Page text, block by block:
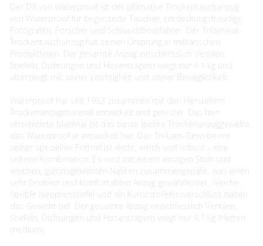
Der D3 von Waterproof ist der ultimative Trockentauchanzug
von Waterproof für begeisterte Taucher, entdeckungsfreudige
Fotografen, Forscher und Schlauchbootfahrer. Der Trilaminat-
Trockentauchanzug hat seinen Ursprung in militärischen
Produktlinien. Der gesamte Anzug einschliesslich Ventilen,
Stiefeln, Dichtungen und Hosenträgern wiegt nur 4.1 kg und
überzeugt mit seiner Leichtigkeit und seiner Beweglichkeit.
Waterproof hat seit 1983 zusammen mit den Herstellern
Trockenanzugmaterial entwickelt und getestet. Das hier
verwendete Material ist das beste leichte Trockenanzuggewebe,
das Waterproof je entwickelt hat. Das Tri-Lam-Gewebe mit
seiner speziellen Formel ist leicht, weich und robust - eine
seltene Kombination. Es wird mit einem einzigen Stich und
weichen, gummigeklebten Nähten zusammengenäht, was einen
sehr flexiblen und komfortablen Anzug gewährleistet. Weiche,
flexible Neoprenstiefel und ein Kunststoffreissverschluss halten
das Gewicht tief. Der gesamte Anzug einschliesslich Ventilen,
Stiefeln, Dichtungen und Hosenträgern wiegt nur 4,1 kg (Herren
medium).